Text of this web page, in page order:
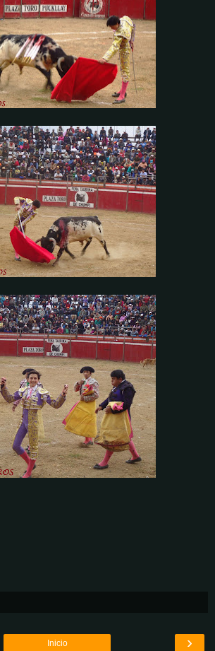
›
Inicio